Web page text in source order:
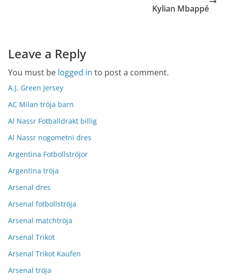
Kylian Mbappé
Leave a Reply
You must be logged in to post a comment.
A.J. Green Jersey
AC Milan tröja barn
Al Nassr Fotballdrakt billig
Al Nassr nogometni dres
Argentina Fotbollströjor
Argentina tröja
Arsenal dres
Arsenal fotbollströja
Arsenal matchtröja
Arsenal Trikot
Arsenal Trikot Kaufen
Arsenal tröja